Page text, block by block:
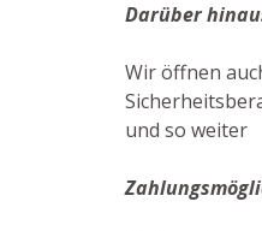
Darüber
Wir öffnen
und so weiter